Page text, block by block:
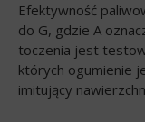
Efektywność
do G, gdzie A
toczenia jest
których ogumienie
imitujący